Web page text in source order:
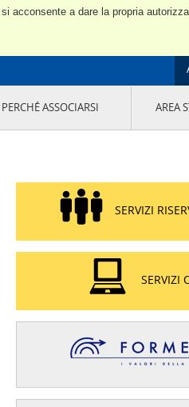
acconsente a dare la propria
EDIZIONE
PROGETTO LU.ME.
IL MANAGER DELLA
DISTRETTO TESSILE PRATESE
GRUPPO IMPRENDITORIA
SOSTENIBILITÀ
PERCHÉ ASSOCIARSI AREA
SERVIZI
SERVIZI